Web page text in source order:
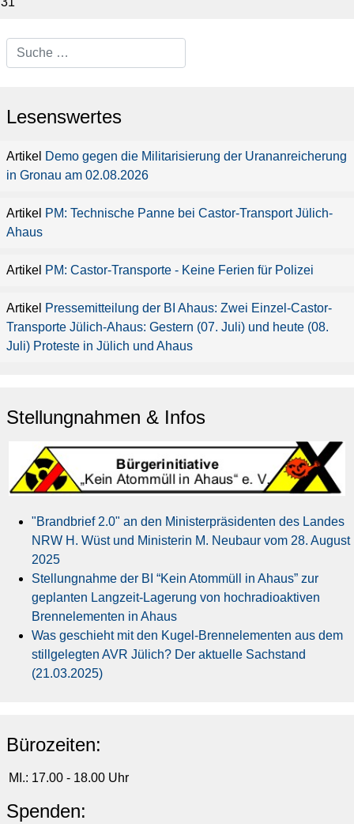
Lesenswertes
Demo gegen die Militarisierung der Urananreicherung
in Gronau am 02.08.2026
PM: Technische Panne bei Castor-Transport Jülich-
Ahaus
PM: Castor-Transporte - Keine Ferien für Polizei
Pressemitteilung der BI Ahaus: Zwei Einzel-Castor-
Transporte Jülich-Ahaus: Gestern (07. Juli) und heute (08.
Juli) Proteste in Jülich und Ahaus
Stellungnahmen & Infos
"Brandbrief 2.0" an den Ministerpräsidenten des Landes
NRW H. Wüst und Ministerin M. Neubaur vom 28. August
2025
Stellungnahme der BI “Kein Atommüll in Ahaus” zur
geplanten Langzeit-Lagerung von hochradioaktiven
Brennelementen in Ahaus
Was geschieht mit den Kugel-Brennelementen aus dem
stillgelegten AVR Jülich? Der aktuelle Sachstand
(21.03.2025)
Bürozeiten:
MI.: 17.00 - 18.00 Uhr
Spenden: